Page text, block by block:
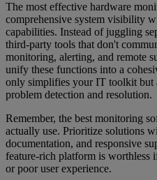
The most effective hardware
comprehensive system visibility
capabilities. Instead of juggling
third-party tools that don't
monitoring, alerting, and remote
unify these functions into a
only simplifies your IT toolkit but
problem detection and resolution.
Remember, the best monitoring
actually use. Prioritize solutions
documentation, and responsive
feature-rich platform is worthless
or poor user experience.